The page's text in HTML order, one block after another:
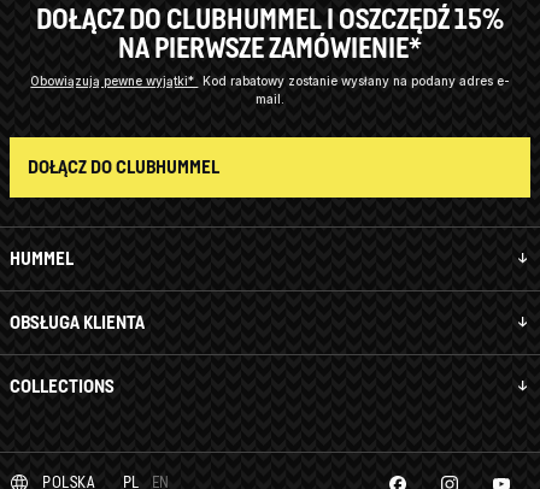
HUMMEL
OBSŁUGA KLIENTA
COLLECTIONS
DOŁĄCZ DO CLUBHUMMEL I OSZCZĘDŹ 15%
NA PIERWSZE ZAMÓWIENIE*
Obowiązują pewne wyjątki*
Kod rabatowy zostanie wysłany na podany adres e-
mail.
DOŁĄCZ DO CLUBHUMMEL
POLSKA PL EN